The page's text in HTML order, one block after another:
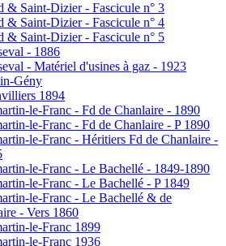
& Saint-Dizier - Fascicule n° 3
& Saint-Dizier - Fascicule n° 4
& Saint-Dizier - Fascicule n° 5
- 1886
- Matériel d'usines à gaz - 1923
Gény
1894
le-Franc - Fd de Chanlaire - 1890
le-Franc - Fd de Chanlaire - P 1890
le-Franc - Héritiers Fd de Chanlaire -
le-Franc - Le Bachellé - 1849-1890
le-Franc - Le Bachellé - P 1849
le-Franc - Le Bachellé & de
- Vers 1860
le-Franc 1899
le-Franc 1936